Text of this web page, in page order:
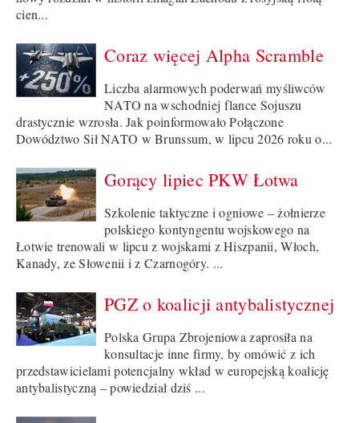
cien...
Coraz więcej Alpha Scramble
Liczba alarmowych poderwań myśliwców
NATO na wschodniej flance Sojuszu
drastycznie wzrosła. Jak poinformowało Połączone
Dowództwo Sił NATO w Brunssum, w lipcu 2026 roku o...
Gorący lipiec PKW Łotwa
Szkolenie taktyczne i ogniowe – żołnierze
polskiego kontyngentu wojskowego na
Łotwie trenowali w lipcu z wojskami z Hiszpanii, Włoch,
Kanady, ze Słowenii i z Czarnogóry. ...
PGZ o koalicji antybalistycznej
Polska Grupa Zbrojeniowa zaprosiła na
konsultacje inne firmy, by omówić z ich
przedstawicielami potencjalny wkład w europejską koalicję
antybalistyczną – powiedział dziś ...